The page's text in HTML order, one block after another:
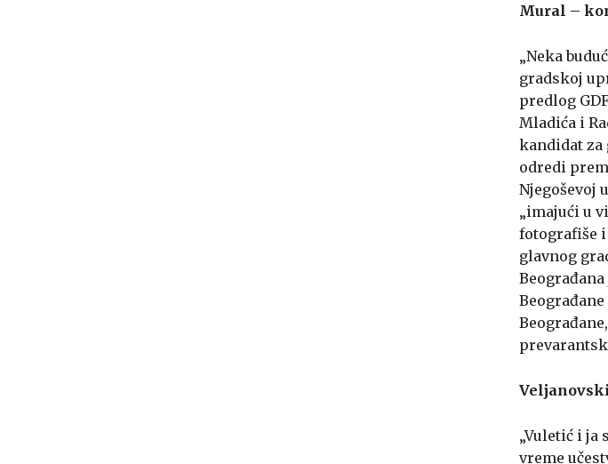
Mural –
„Neka
gradskoj
predlog
Mladića i
kandidat za
odredi
Njegoševoj
„imajući u
fotografiše i
glavnog
„Vuletić i ja
vreme